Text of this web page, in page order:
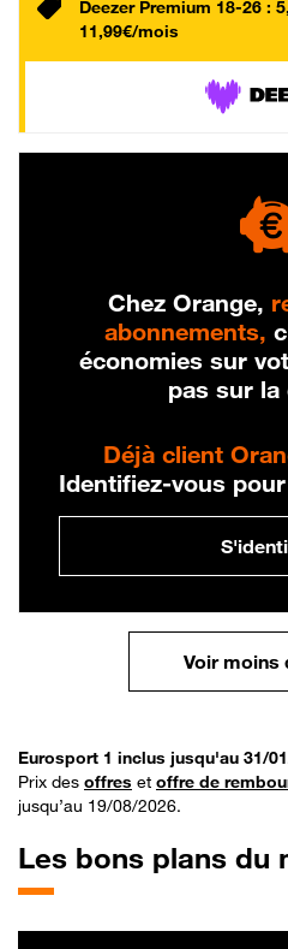
Deezer Premium 18-26 :
11,99€/mois
Chez Orange,
abonnements,
économies sur
pas sur la
Déjà client
Identifiez-vous
Voir moins
Eurosport 1 inclus jusqu'au 31/
Prix des offres et offre de
jusqu’au 19/08/2026.
Les bons plans du